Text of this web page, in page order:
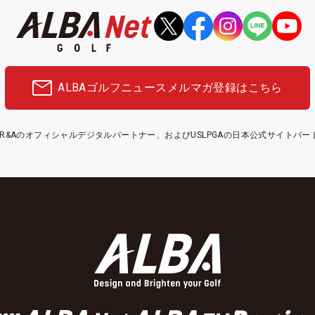
ALBAゴルフニュース メルマガ登録はこちら
のオフィシャルデジタルパートナー、およびUSLPGAの日本公式サイトパー